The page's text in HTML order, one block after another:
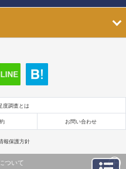
度調査とは
お問い合わせ
報保護方針
ついて